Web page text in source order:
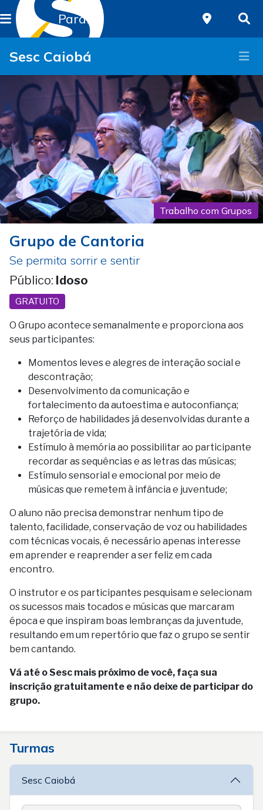
Paraná
Sesc Caiobá
Trabalho com Grupos
Grupo de Cantoria
Se permita sorrir e sentir
Público: Idoso
GRATUITO
O Grupo acontece semanalmente e proporciona aos
seus participantes:
Momentos leves e alegres de interação social e
descontração;
Desenvolvimento da comunicação e
fortalecimento da autoestima e autoconfiança;
Reforço de habilidades já desenvolvidas durante a
trajetória de vida;
Estímulo à memória ao possibilitar ao participante
recordar as sequências e as letras das músicas;
Estímulo sensorial e emocional por meio de
músicas que remetem à infância e juventude;
O aluno não precisa demonstrar nenhum tipo de
talento, facilidade, conservação de voz ou habilidades
com técnicas vocais, é necessário apenas interesse
em aprender e reaprender a ser feliz em cada
encontro.
O instrutor e os participantes pesquisam e selecionam
os sucessos mais tocados e músicas que marcaram
época e que inspiram boas lembranças da juventude,
resultando em um repertório que faz o grupo se sentir
bem cantando.
Vá até o Sesc mais próximo de você, faça sua
inscrição gratuitamente e não deixe de participar do
grupo.
Turmas
Sesc Caiobá